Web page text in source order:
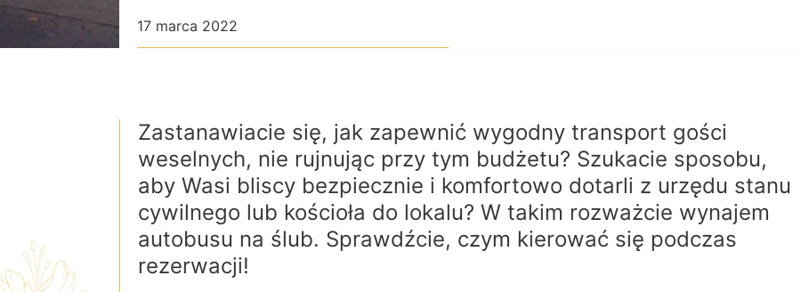
17 marca 2022
Zastanawiacie się, jak zapewnić wygodny transport gości
weselnych, nie rujnując przy tym budżetu? Szukacie sposobu,
aby Wasi bliscy bezpiecznie i komfortowo dotarli z urzędu stanu
cywilnego lub kościoła do lokalu? W takim rozważcie wynajem
autobusu na ślub. Sprawdźcie, czym kierować się podczas
rezerwacji!